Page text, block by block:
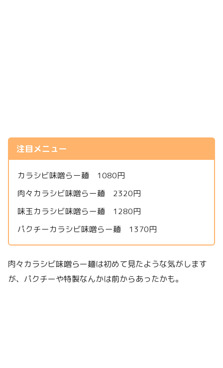
注目メニュー
カラシビ味噌らー麺 1080円
肉々カラシビ味噌らー麺 2320円
味玉カラシビ味噌らー麺 1280円
パクチーカラシビ味噌らー麺 1370円
肉々カラシビ味噌らー麺は初めて見たような気がします
が、パクチーや特製なんかは前からあったかも。